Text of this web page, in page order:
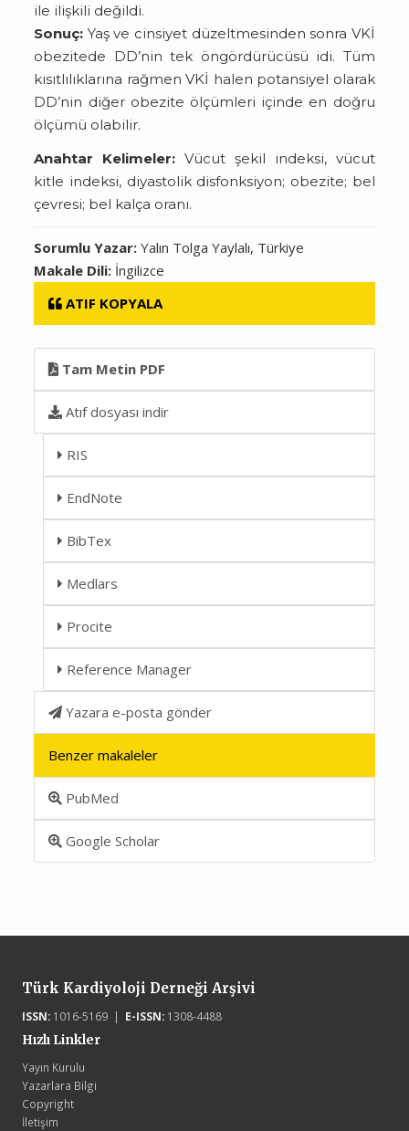
ile ilişkili değildi.
Sonuç: Yaş ve cinsiyet düzeltmesinden sonra VKİ
obezitede DD’nin tek öngördürücüsü idi. Tüm
kısıtlılıklarına rağmen VKİ halen potansiyel olarak
DD’nin diğer obezite ölçümleri içinde en doğru
ölçümü olabilir.
Anahtar Kelimeler: Vücut şekil indeksi, vücut
kitle indeksi, diyastolik disfonksiyon; obezite; bel
çevresi; bel kalça oranı.
Sorumlu Yazar:Yalın Tolga Yaylalı, Türkiye
Makale Dili: İngilizce
ATIF KOPYALA
Tam Metin PDF
Atıf dosyası indir
RIS
EndNote
BibTex
Medlars
Procite
Reference Manager
Yazara e-posta gönder
Benzer makaleler
PubMed
Google Scholar
Türk Kardiyoloji Derneği Arşivi
ISSN:1016-5169 | E-ISSN:1308-4488
Hızlı Linkler
Yayın Kurulu
Yazarlara Bilgi
Copyright
İletişim